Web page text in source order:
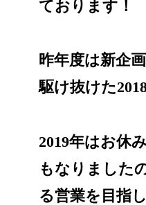
ております！
昨年度は新企
駆け抜けた
2019年はお休
もなりました
る営業を目指